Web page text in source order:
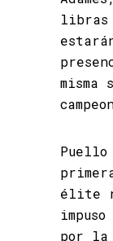
libras
misma
élite
por la